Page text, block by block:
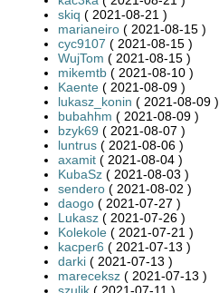
skiq ( 2021-08-21 )
marianeiro ( 2021-08-15 )
cyc9107 ( 2021-08-15 )
WujTom ( 2021-08-15 )
mikemtb ( 2021-08-10 )
Kaente ( 2021-08-09 )
lukasz_konin ( 2021-08-09 )
bubahhm ( 2021-08-09 )
bzyk69 ( 2021-08-07 )
luntrus ( 2021-08-06 )
axamit ( 2021-08-04 )
KubaSz ( 2021-08-03 )
sendero ( 2021-08-02 )
daogo ( 2021-07-27 )
Lukasz ( 2021-07-26 )
Kolekole ( 2021-07-21 )
kacper6 ( 2021-07-13 )
darki ( 2021-07-13 )
mareceksz ( 2021-07-13 )
szulik ( 2021-07-11 )